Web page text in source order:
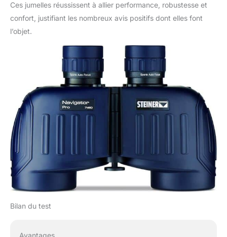
Ces jumelles réussissent à allier performance, robustesse et
confort, justifiant les nombreux avis positifs dont elles font
l’objet.
Bilan du test